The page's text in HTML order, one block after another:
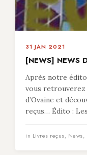
31 JAN 2021
[NEWS] NEWS
Après notre
vous retrouverez
d’Ovaine et
reçus… Édito :
in Livres reçus, News,